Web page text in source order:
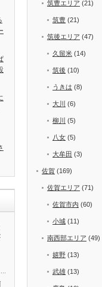
筑豊エリア (21)
筑豊 (21)
筑後エリア (47)
久留米 (14)
筑後 (10)
うきは (8)
大川 (6)
柳川 (5)
八女 (5)
大牟田 (3)
佐賀 (169)
佐賀エリア (71)
佐賀市内 (60)
小城 (11)
南西部エリア (49)
嬉野 (13)
武雄 (13)